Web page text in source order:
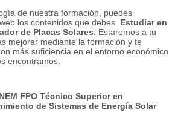
de nuestra formación, puedes
los contenidos que debes Estudiar en
de Placas Solares. Estaremos a tu
mejorar mediante la formación y te
más suficiencia en el entorno económico
encontramos.
FPO Técnico Superior en
de Sistemas de Energía Solar